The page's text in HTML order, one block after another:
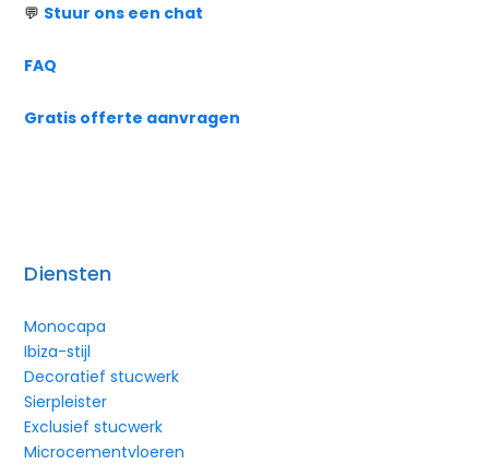
💬 Stuur ons een chat
FAQ
Gratis offerte aanvragen
Diensten
Monocapa
Ibiza-stijl
Decoratief stucwerk
Sierpleister
Exclusief stucwerk
Microcementvloeren